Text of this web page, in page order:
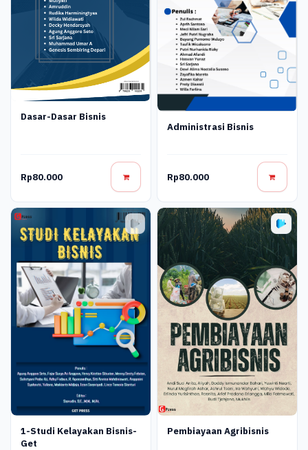
Dasar-Dasar Bisnis
Rp80.000
Administrasi Bisnis
Rp80.000
1-Studi Kelayakan Bisnis-
Get
Pembiayaan Agribisnis